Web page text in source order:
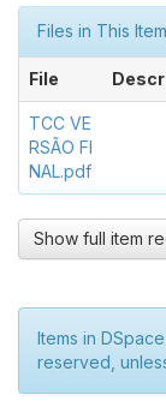
Files in This
File
TCC VE
RSÃO FI
NAL.pdf
Show full item
Items in
reserved,